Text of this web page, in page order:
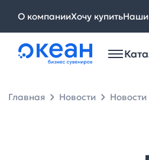
О компанииХочу купить
Главная Новости